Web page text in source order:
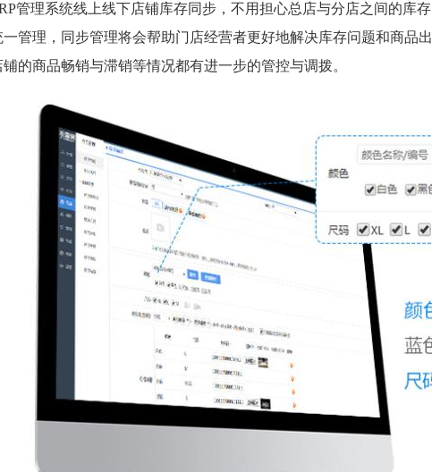
管理系统线上线下店铺库存同步，不用担心总店与分店之间的库
管理，同步管理将会帮助门店经营者更好地解决库存问题和商品
的商品畅销与滞销等情况都有进一步的管控与调拨。